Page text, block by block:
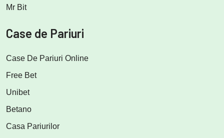
Mr Bit
Case de Pariuri
Case De Pariuri Online
Free Bet
Unibet
Betano
Casa Pariurilor